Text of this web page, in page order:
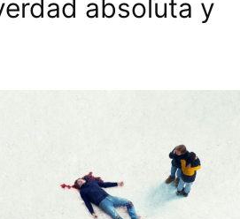
absoluta y